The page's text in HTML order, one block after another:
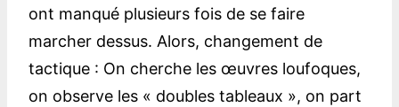
ont manqué plusieurs fois de se faire
marcher dessus. Alors, changement de
tactique : On cherche les œuvres loufoques,
on observe les « doubles tableaux », on part